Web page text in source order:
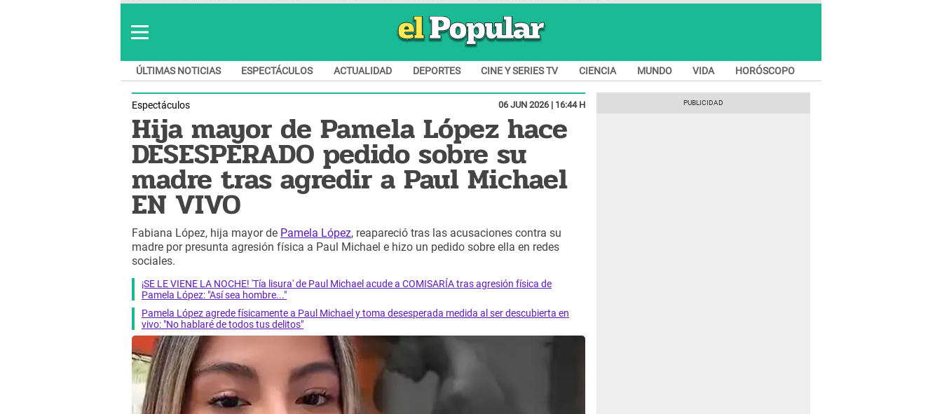
ÚLTIMAS NOTICIAS ESPECTÁCULOS ACTUALIDAD DEPORTES CINE Y SERIES TV CIENCIA MUNDO VIDA HORÓSCOPO
Espectáculos 06 JUN 2026 | 16:44 H
Hija mayor de Pamela López hace
DESESPERADO pedido sobre su
madre tras agredir a Paul Michael
EN VIVO
Fabiana López, hija mayor de Pamela López, reapareció tras las acusaciones contra su
madre por presunta agresión física a Paul Michael e hizo un pedido sobre ella en redes
sociales.
¡SE LE VIENE LA NOCHE! 'Tía lisura' de Paul Michael acude a COMISARÍA tras agresión física de
Pamela López: "Así sea hombre..."
Pamela López agrede físicamente a Paul Michael y toma desesperada medida al ser descubierta en
vivo: "No hablaré de todos tus delitos"